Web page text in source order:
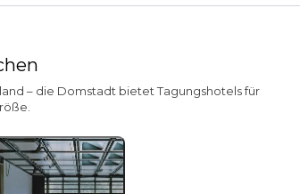
– die Domstadt bietet Tagungshotels für